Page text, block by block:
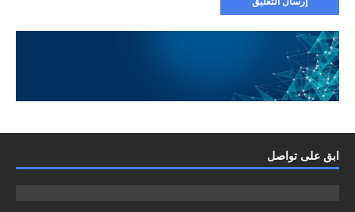
ابق على تواصل